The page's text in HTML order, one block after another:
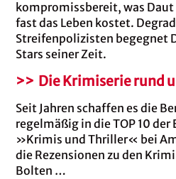
kompromissbereit, was
fast das Leben kostet.
Streifenpolizisten begegnet
Stars seiner Zeit.
>> Die Krimiserie rund
Seit Jahren schaffen es die
regelmäßig in die TOP 10
»Krimis und Thriller« bei
die Rezensionen zu den
Bolten …